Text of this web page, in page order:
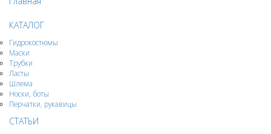
КАТАЛОГ
Гидрокостюмы
Маски
Трубки
Ласты
Шлема
Носки, боты
Перчатки, рукавицы
СТАТЬИ